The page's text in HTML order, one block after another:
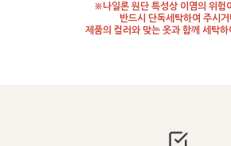
※나일론 원단 특성상 이염의 위험
반드시 단독세탁하여 주시거
제품의 컬러와 맞는 옷과 함께 세탁